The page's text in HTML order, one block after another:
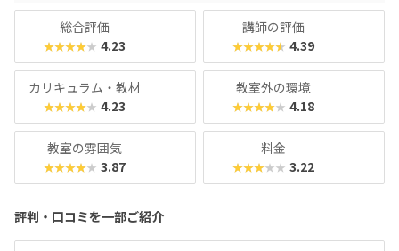
総合評価
★★★★★ 4.23
講師の評価
★★★★★ 4.39
カリキュラム・教材
★★★★★ 4.23
教室外の環境
★★★★★ 4.18
教室の雰囲気
★★★★★ 3.87
料金
★★★★★ 3.22
評判・口コミを一部ご紹介